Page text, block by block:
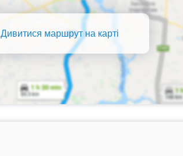
Дивитися маршрут на карті